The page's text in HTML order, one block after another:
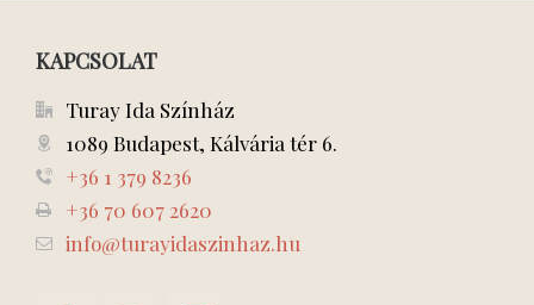
KAPCSOLAT
Turay Ida Színház
1089 Budapest, Kálvária tér 6.
+36 1 379 8236
+36 70 607 2620
info@turayidaszinhaz.hu